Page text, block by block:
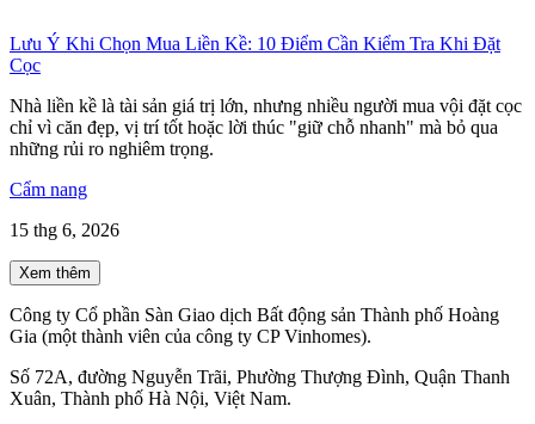
Lưu Ý Khi Chọn Mua Liền Kề: 10 Điểm Cần Kiểm Tra Khi Đặt
Cọc
Nhà liền kề là tài sản giá trị lớn, nhưng nhiều người mua vội đặt cọc
chỉ vì căn đẹp, vị trí tốt hoặc lời thúc "giữ chỗ nhanh" mà bỏ qua
những rủi ro nghiêm trọng.
Cẩm nang
15 thg 6, 2026
Xem thêm
Công ty Cổ phần Sàn Giao dịch Bất động sản Thành phố Hoàng
Gia (một thành viên của công ty CP Vinhomes).
Số 72A, đường Nguyễn Trãi, Phường Thượng Đình, Quận Thanh
Xuân, Thành phố Hà Nội, Việt Nam.